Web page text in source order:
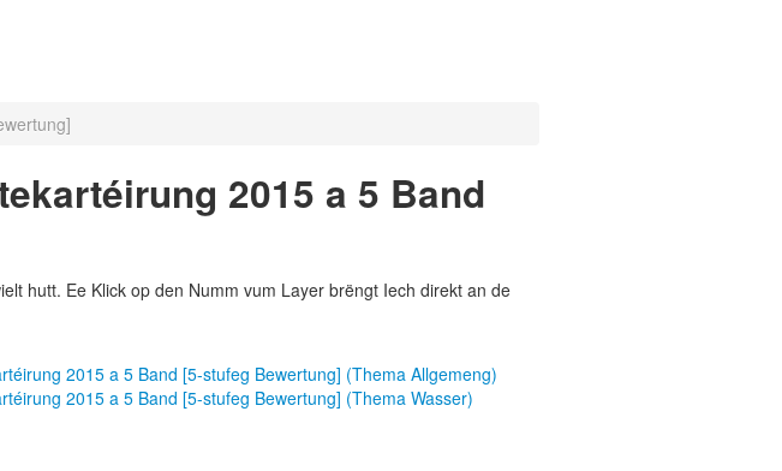
2015 a 5 Band
hutt. Ee Klick op den Numm vum Layer brëngt Iech direkt an de
2015 a 5 Band [5-stufeg Bewertung] (Thema Allgemeng)
2015 a 5 Band [5-stufeg Bewertung] (Thema Wasser)